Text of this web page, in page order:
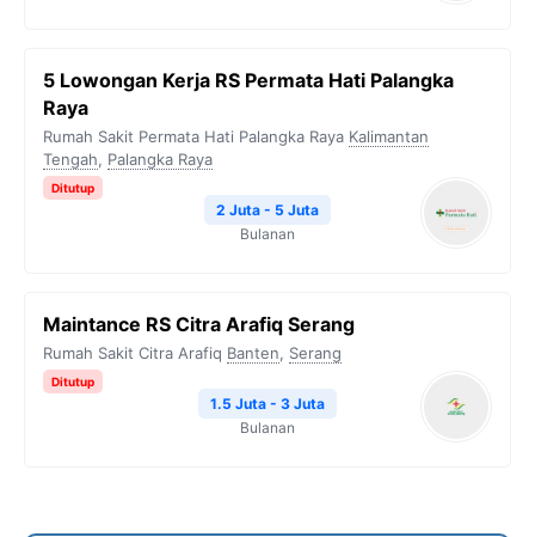
5 Lowongan Kerja RS Permata Hati Palangka
Raya
Rumah Sakit Permata Hati Palangka Raya Kalimantan
Tengah, Palangka Raya
Ditutup
2 Juta - 5 Juta
Bulanan
Maintance RS Citra Arafiq Serang
Rumah Sakit Citra Arafiq Banten, Serang
Ditutup
1.5 Juta - 3 Juta
Bulanan